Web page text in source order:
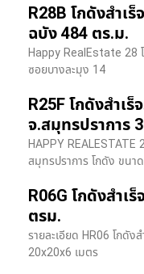
R28B โกดังสำเ
ฉบัง 484 ตร.ม.
Happy RealEstate 28
ซอยบางละมุง 14
R25F โกดังสำเ
จ.สมุทรปราการ
HAPPY
สมุทรปราการ โกดัง ขนา
R06G โกดังสำเ
ตรม.
รายละเอียด HR06 โกดัง
20x20x6 เมตร